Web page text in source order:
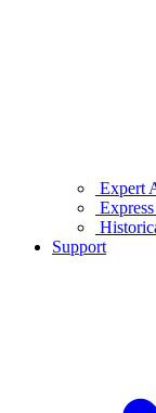
Expert
Support